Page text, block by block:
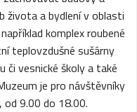
života a bydlení v oblasti
komplex roubené
teplovzdušné sušárny
či vesnické školy a také
je pro návštěvníky
9.00 do 18.00.